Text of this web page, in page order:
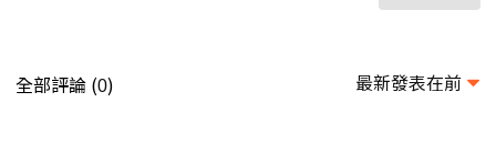
全部評論 (0) 最新發表在前